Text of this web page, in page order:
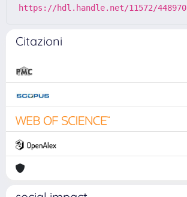
https://hdl.handle.net/11572/448970
Citazioni